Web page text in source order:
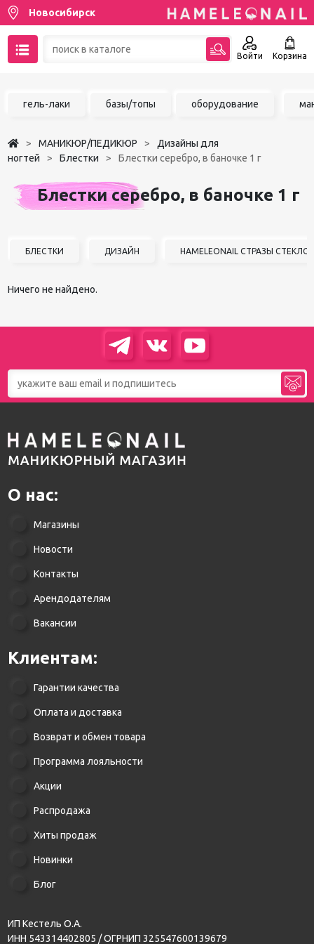
Новосибирск
Войти Корзина
Чат в MAX
Акции
гель-лаки базы/топы оборудование
МАНИКЮР/ПЕДИКЮР
Дизайны для
ногтей
Блестки Блестки серебро, в баночке 1 г
Блестки серебро, в баночке 1 г
БЛЕСТКИ ДИЗАЙН HAMELEONAIL СТРАЗЫ СТЕКЛО
Ничего не найдено.
О нас:
Магазины
Новости
Контакты
Арендодателям
Вакансии
Клиентам:
Гарантии качества
Оплата и доставка
Возврат и обмен товара
Программа лояльности
Акции
Распродажа
Хиты продаж
Новинки
Блог
ИП Кестель О.А.
ИНН 543314402805 / ОГРНИП 325547600139679